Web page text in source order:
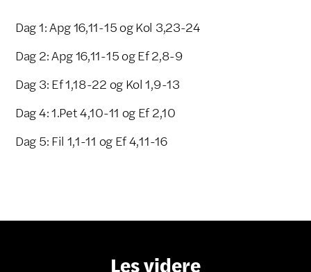
Dag 1: Apg 16,11-15 og Kol 3,23-24
Dag 2: Apg 16,11-15 og Ef 2,8-9
Dag 3: Ef 1,18-22 og Kol 1,9-13
Dag 4: 1.Pet 4,10-11 og Ef 2,10
Dag 5: Fil 1,1-11 og Ef 4,11-16
Les videre